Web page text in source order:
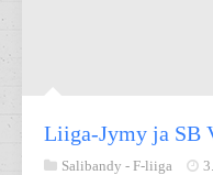
Liiga-Jymy ja SB
Salibandy - F-liiga